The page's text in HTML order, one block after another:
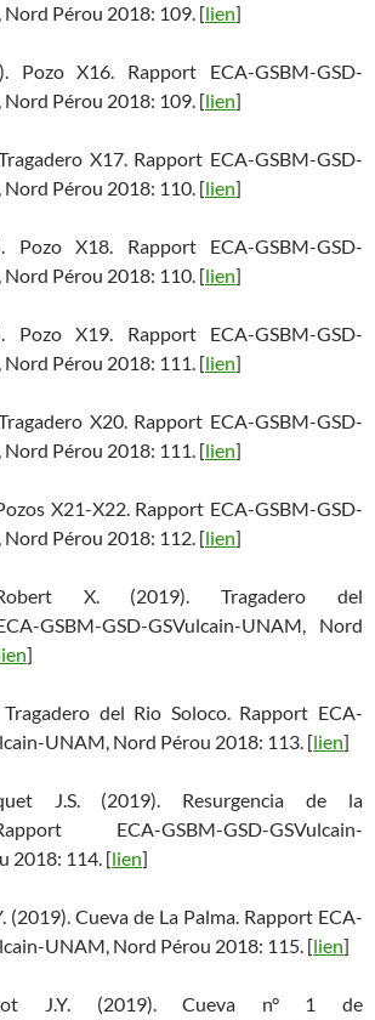
Pérou 2018: 109. [lien]
Pozo X16. Rapport ECA-GSBM-GSD-
Pérou 2018: 109. [lien]
X17. Rapport ECA-GSBM-GSD-
Pérou 2018: 110. [lien]
Pozo X18. Rapport ECA-GSBM-GSD-
Pérou 2018: 110. [lien]
Pozo X19. Rapport ECA-GSBM-GSD-
Pérou 2018: 111. [lien]
X20. Rapport ECA-GSBM-GSD-
Pérou 2018: 111. [lien]
X21-X22. Rapport ECA-GSBM-GSD-
Pérou 2018: 112. [lien]
X. (2019). Tragadero del
GSBM-GSD-GSVulcain-UNAM, Nord
]
del Rio Soloco. Rapport ECA-
UNAM, Nord Pérou 2018: 113. [lien]
J.S. (2019). Resurgencia de la
ECA-GSBM-GSD-GSVulcain-
2018: 114. [lien]
(2019). Cueva de La Palma. Rapport ECA-
UNAM, Nord Pérou 2018: 115. [lien]
J.Y. (2019). Cueva n° 1 de